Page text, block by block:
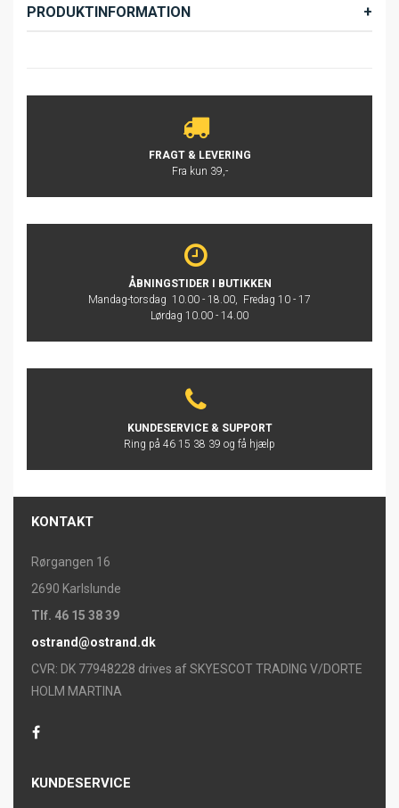
PRODUKTINFORMATION
FRAGT & LEVERING
Fra kun 39,-
ÅBNINGSTIDER I BUTIKKEN
Mandag-torsdag 10.00 - 18.00, Fredag 10 - 17
Lørdag 10.00 - 14.00
KUNDESERVICE & SUPPORT
Ring på 46 15 38 39 og få hjælp
KONTAKT
Rørgangen 16
2690 Karlslunde
Tlf. 46 15 38 39
ostrand@ostrand.dk
CVR: DK 77948228 drives af SKYESCOT TRADING V/DORTE
HOLM MARTINA
KUNDESERVICE